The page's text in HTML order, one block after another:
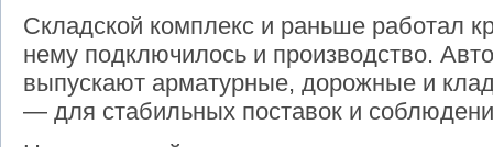
Складской комплекс и раньше работал
нему подключилось и производство.
выпускают арматурные, дорожные и
— для стабильных поставок и